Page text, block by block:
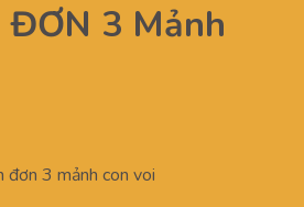
ĐƠN 3 Mảnh
đơn 3 mảnh con voi